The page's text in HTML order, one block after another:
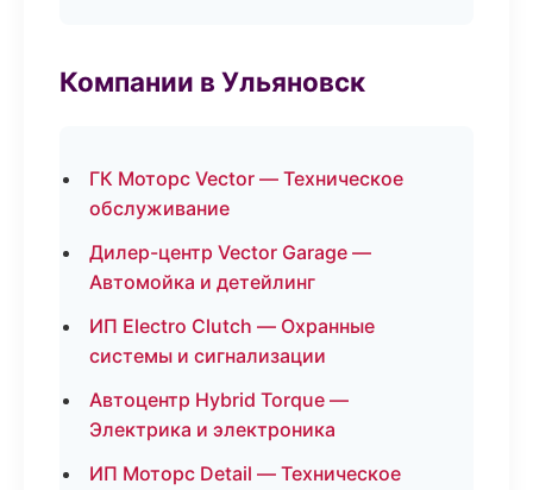
Компании в Ульяновск
ГК Моторс Vector — Техническое
обслуживание
Дилер-центр Vector Garage —
Автомойка и детейлинг
ИП Electro Clutch — Охранные
системы и сигнализации
Автоцентр Hybrid Torque —
Электрика и электроника
ИП Моторс Detail — Техническое